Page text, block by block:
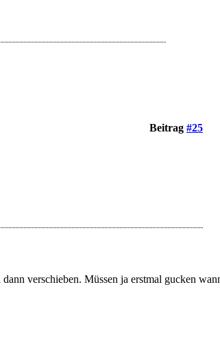
Beitrag #25
verschieben. Müssen ja erstmal gucken